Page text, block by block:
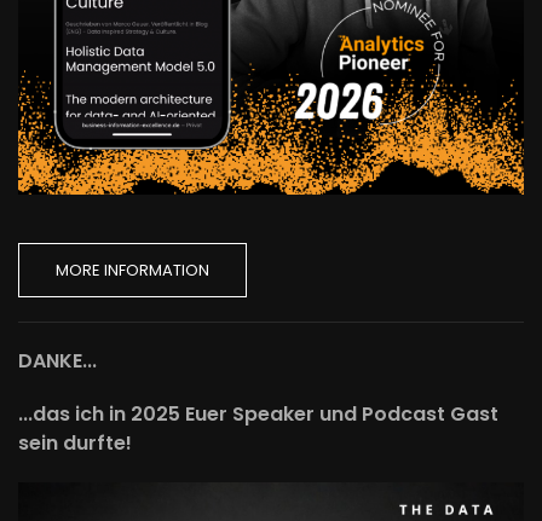
MORE INFORMATION
DANKE...
...das ich in 2025 Euer Speaker und Podcast Gast
sein durfte!